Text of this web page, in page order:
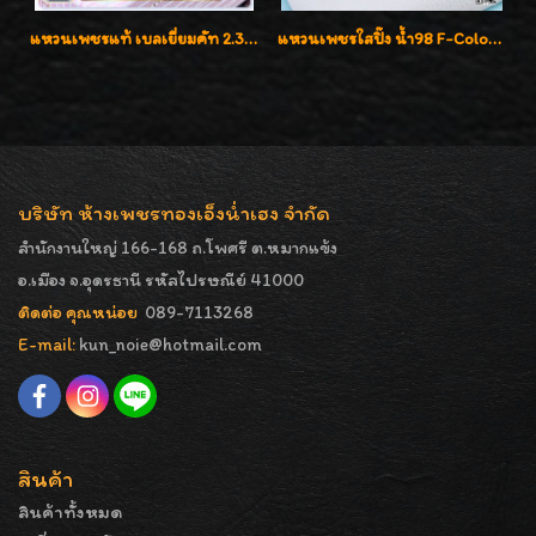
แหวนเพชรแท้ เบลเยี่ยมคัท 2.39 กะรัต น้ำ 98 F-Color/VVS ดีไซน์หน้ากว้างหรูเต็มนิ้ว แหวนเพชรใสปิ๊ง น้ำ98 F-Color/VVS1 น้ำหนักเพชรรวม 2.56 กะรัต ใส่เต็มนิ้วเพชรเป็นน้ำเป็นเนื้อสวยมากๆค่ะ
บริษัท ห้างเพชรทองเอ็งน่ำเฮง จำกัด
สำนักงานใหญ่ 166-168 ถ.โพศรี ต.หมากแข้ง
อ.เมือง จ.อุดรธานี รหัสไปรษณีย์ 41000
ติดต่อ คุณหน่อย 089-7113268
E-mail: kun_noie@hotmail.com
สินค้า
สินค้าทั้งหมด